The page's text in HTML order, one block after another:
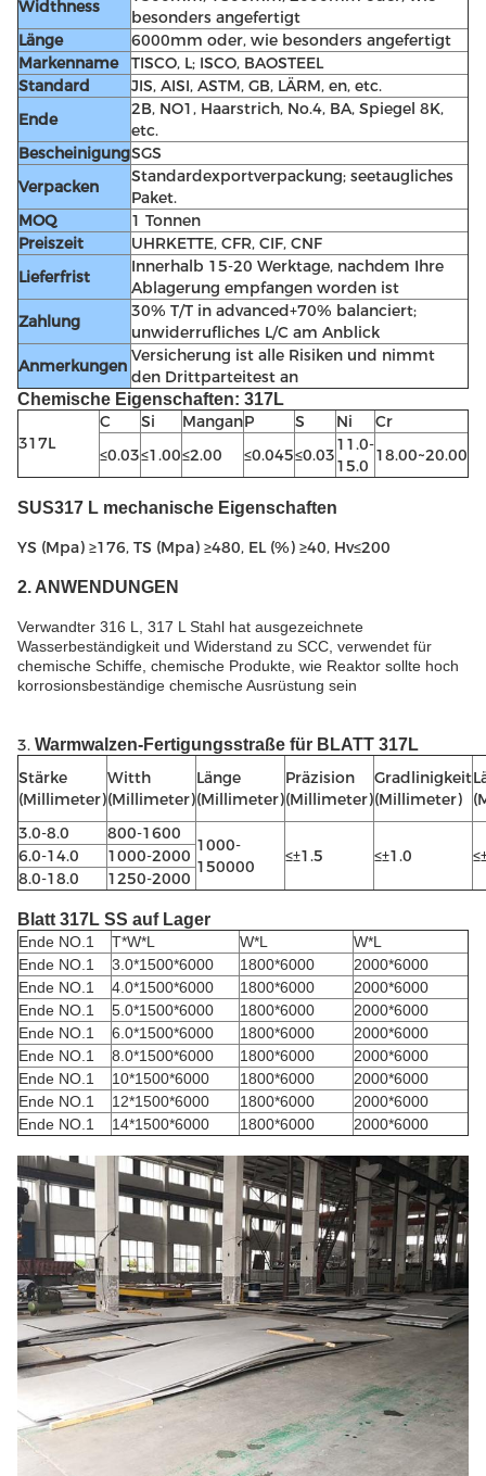
Widthness
besonders angefertigt
Länge
6000mm oder, wie besonders angefertigt
Markenname
TISCO, L; ISCO, BAOSTEEL
Standard
JIS, AISI, ASTM, GB, LÄRM, en, etc.
Ende
2B, NO1, Haarstrich, No.4, BA, Spiegel 8K,
etc.
BescheinigungSGS
Verpacken
Standardexportverpackung; seetaugliches
Paket.
MOQ
1 Tonnen
Preiszeit
UHRKETTE, CFR, CIF, CNF
Lieferfrist
Innerhalb 15-20 Werktage, nachdem Ihre
Ablagerung empfangen worden ist
Zahlung
30% T/T in advanced+70% balanciert;
unwiderrufliches L/C am Anblick
Anmerkungen
Versicherung ist alle Risiken und nimmt
den Drittparteitest an
Chemische Eigenschaften: 317L
317L
C Si ManganP S Ni
Cr
≤0.03≤1.00≤2.00 ≤0.045≤0.03
11.0-
15.0
18.00~20.00
SUS317 L mechanische Eigenschaften
YS (Mpa) ≥176, TS (Mpa) ≥480, EL (%) ≥40, Hv≤200
2. ANWENDUNGEN
Verwandter 316 L, 317 L Stahl hat ausgezeichnete
Wasserbeständigkeit und Widerstand zu SCC, verwendet für
chemische Schiffe, chemische Produkte, wie Reaktor sollte hoch
korrosionsbeständige chemische Ausrüstung sein
3. Warmwalzen-Fertigungsstraße für BLATT 317L
Stärke
(Millimeter)
Witth
(Millimeter)
Länge
(Millimeter)
Präzision
(Millimeter)
Gradlinigkeit
(Millimeter)
3.0-8.0
800-1600
1000-
150000
≤±1.5 ≤±1.0
6.0-14.0
1000-2000
8.0-18.0
1250-2000
Blatt 317L SS auf Lager
Ende NO.1 T*W*L W*L
W*L
Ende NO.1
3.0*1500*6000 1800*6000
2000*6000
Ende NO.1
4.0*1500*6000 1800*6000
2000*6000
Ende NO.1
5.0*1500*6000 1800*6000
2000*6000
Ende NO.1
6.0*1500*6000 1800*6000
2000*6000
Ende NO.1
8.0*1500*6000 1800*6000
2000*6000
Ende NO.1
10*1500*6000 1800*6000
2000*6000
Ende NO.1
12*1500*6000 1800*6000
2000*6000
Ende NO.1
14*1500*6000 1800*6000 2000*6000